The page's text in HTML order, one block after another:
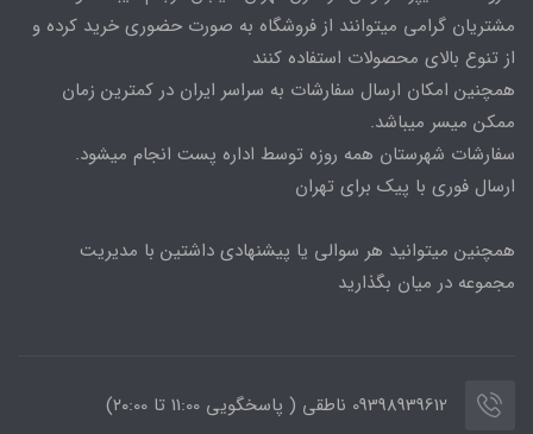
مشتریان گرامی میتوانند از فروشگاه به صورت حضوری خرید کرده و
از تنوع بالای محصولات استفاده کنند
همچنین امکان ارسال سفارشات به سراسر ایران در کمترین زمان
ممکن میسر میباشد.
سفارشات شهرستان همه روزه توسط اداره پست انجام میشود.
ارسال فوری با پیک برای تهران
همچنین میتوانید هر سوالی یا پیشنهادی داشتین با مدیریت
مجموعه در میان بگذارید
09398939612 ناطقی ( پاسخگویی 11:00 تا ۲۰:00)